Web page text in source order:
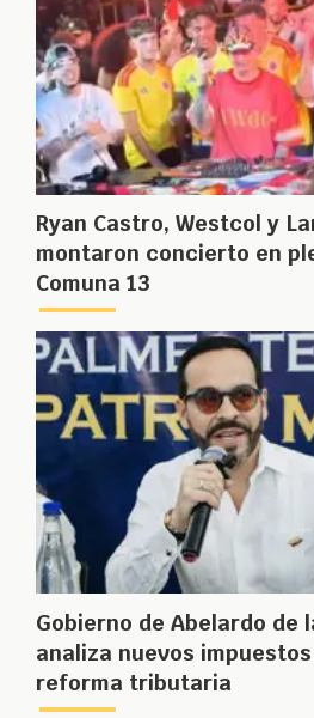
Ryan Castro, Westcol y
montaron concierto en
Comuna 13
Gobierno de Abelardo de
analiza nuevos
reforma tributaria